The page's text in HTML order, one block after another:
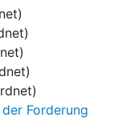
eine
Im
E… Y… von
notwendigen
1% aus und
von rund
Forderung